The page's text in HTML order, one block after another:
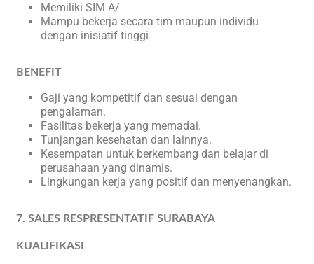
Memiliki SIM A/
Mampu bekerja secara tim maupun individu
dengan inisiatif tinggi
BENEFIT
Gaji yang kompetitif dan sesuai dengan
pengalaman.
Fasilitas bekerja yang memadai.
Tunjangan kesehatan dan lainnya.
Kesempatan untuk berkembang dan belajar di
perusahaan yang dinamis.
Lingkungan kerja yang positif dan menyenangkan.
7. SALES RESPRESENTATIF SURABAYA
KUALIFIKASI